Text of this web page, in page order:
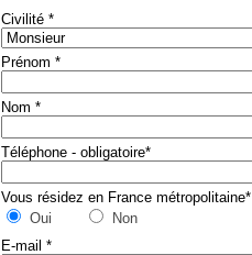
Civilité *
Prénom *
Nom *
Téléphone - obligatoire*
Vous résidez en France métropolitaine*
Oui
Non
E-mail *